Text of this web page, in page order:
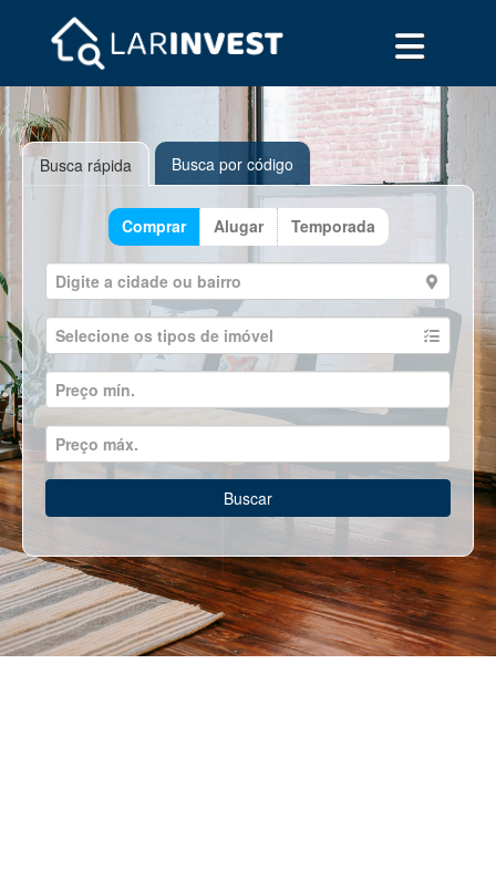
Busca rápida Busca por código
Comprar Alugar Temporada